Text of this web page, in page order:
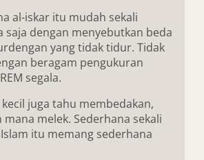
al-iskar itu mudah sekali
saja dengan menyebutkan beda
yang tidak tidur. Tidak
beragam pengukuran
segala.
juga tahu membedakan,
melek. Sederhana sekali
itu memang sederhana